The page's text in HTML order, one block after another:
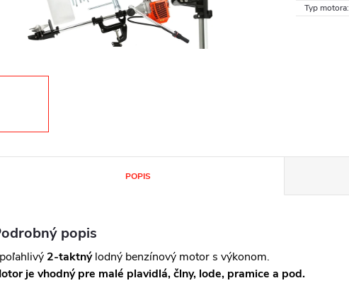
Typ motora:
POPIS
popis
2-taktnýlodný benzínový motor s výkonom.
je vhodný pre malé plavidlá, člny, lode, pramice a pod.